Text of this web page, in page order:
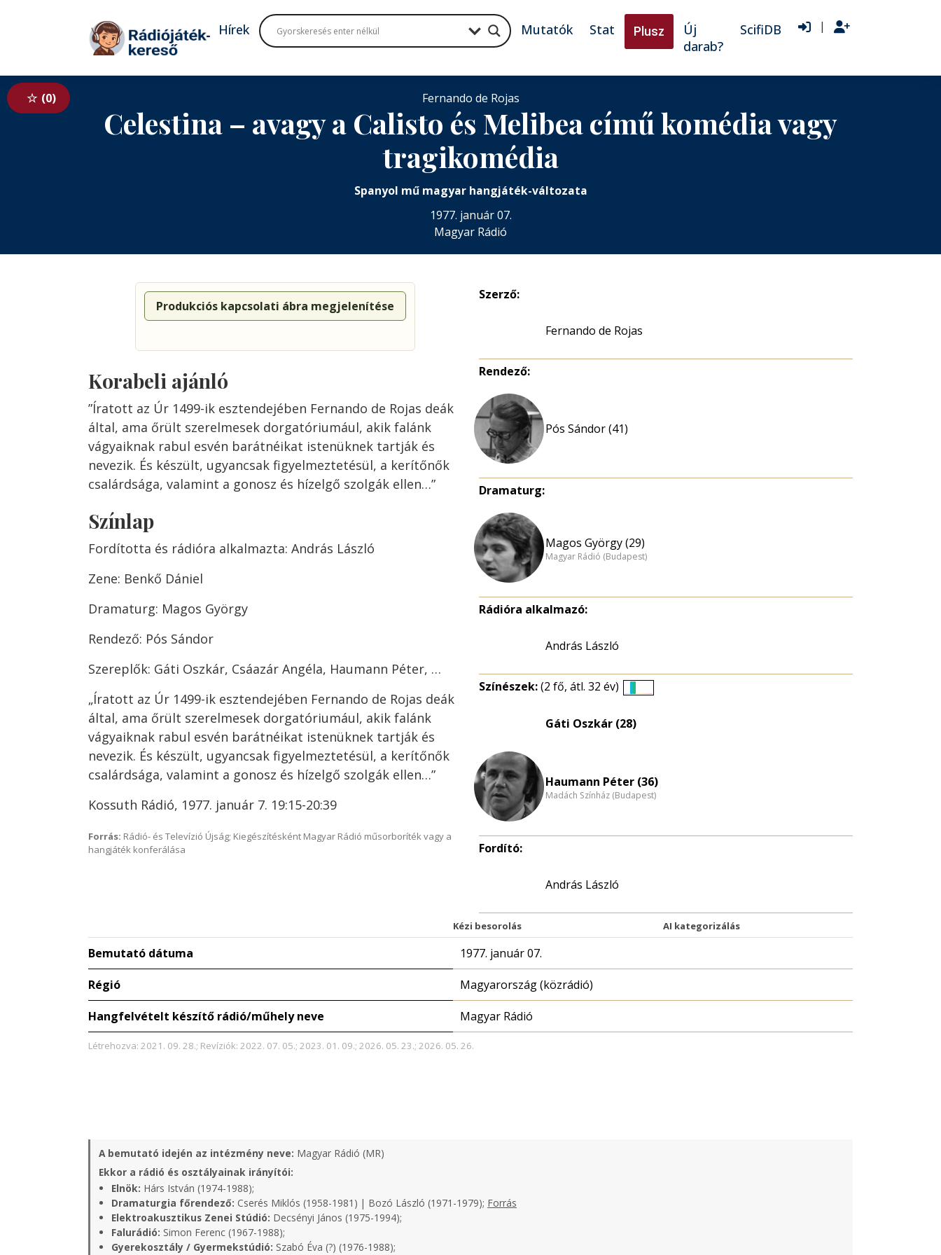
Tovább a tartalomhoz
Hírek Mutatók Stat Plusz
Új
darab?
ScifiDB |
0 Fernando de Rojas
Celestina – avagy a Calisto és Melibea című komédia vagy
tragikomédia
Spanyol mű magyar hangjáték-változata
1977. január 07.
Magyar Rádió
Produkciós kapcsolati ábra megjelenítése
Korabeli ajánló
”Íratott az Úr 1499-ik esztendejében Fernando de Rojas deák
által, ama őrült szerelmesek dorgatóriumául, akik falánk
vágyaiknak rabul esvén barátnéikat istenüknek tartják és
nevezik. És készült, ugyancsak figyelmeztetésül, a kerítőnők
csalárdsága, valamint a gonosz és hízelgő szolgák ellen…”
Színlap
Fordította és rádióra alkalmazta: András László
Zene: Benkő Dániel
Dramaturg: Magos György
Rendező: Pós Sándor
Szereplők: Gáti Oszkár, Csáazár Angéla, Haumann Péter, …
„Íratott az Úr 1499-ik esztendejében Fernando de Rojas deák
által, ama őrült szerelmesek dorgatóriumául, akik falánk
vágyaiknak rabul esvén barátnéikat istenüknek tartják és
nevezik. És készült, ugyancsak figyelmeztetésül, a kerítőnők
csalárdsága, valamint a gonosz és hízelgő szolgák ellen…”
Kossuth Rádió, 1977. január 7. 19:15-20:39
Forrás: Rádió- és Televízió Újság; Kiegészítésként Magyar Rádió műsorboríték vagy a
hangjáték konferálása
Szerző:
Fernando de Rojas
Rendező:
Pós Sándor (41)
Dramaturg:
Magos György (29)
Magyar Rádió (Budapest)
Rádióra alkalmazó:
András László
Színészek:(2 fő, átl. 32 év)
Gáti Oszkár (28)
Haumann Péter (36)
Madách Színház (Budapest)
Fordító:
András László
Kézi besorolás AI kategorizálás
Bemutató dátuma 1977. január 07.
Régió Magyarország (közrádió)
Hangfelvételt készítő rádió/műhely neve Magyar Rádió
Létrehozva: 2021. 09. 28.; Revíziók: 2022. 07. 05.; 2023. 01. 09.; 2026. 05. 23.; 2026. 05. 26.
A bemutató idején az intézmény neve: Magyar Rádió (MR)
Ekkor a rádió és osztályainak irányítói:
Elnök: Hárs István (1974-1988);
Dramaturgia főrendező: Cserés Miklós (1958-1981) | Bozó László (1971-1979); Forrás
Elektroakusztikus Zenei Stúdió: Decsényi János (1975-1994);
Falurádió: Simon Ferenc (1967-1988);
Gyerekosztály / Gyermekstúdió: Szabó Éva (?) (1976-1988);